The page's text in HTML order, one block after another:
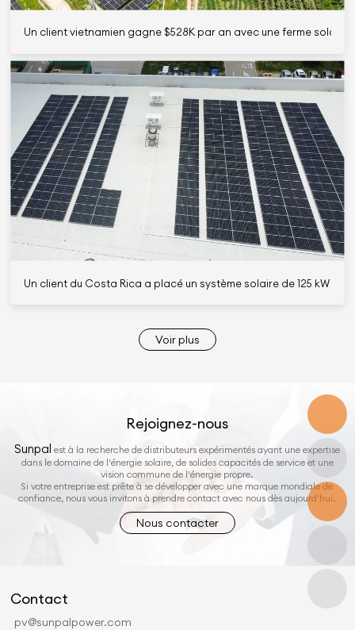
Un client vietnamien gagne $528K par an avec une ferme solaire
Un client du Costa Rica a placé un système solaire de 125 kW
Voir plus
Rejoignez-nous
Sunpal est à la recherche de distributeurs expérimentés ayant une expertise
dans le domaine de l'énergie solaire, de solides capacités de service et une
vision commune de l'énergie propre.
Si votre entreprise est prête à se développer avec une marque mondiale de
confiance, nous vous invitons à prendre contact avec nous dès aujourd'hui.
Nous contacter
Contact
pv@sunpalpower.com